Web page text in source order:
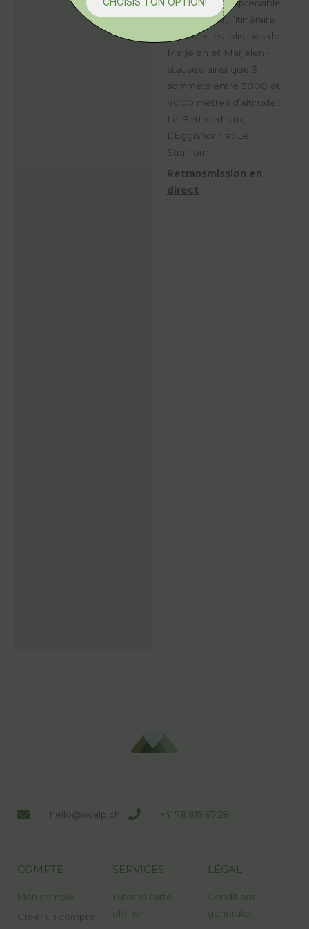
Outre la vue imprenable
sur le glacier, l’itinéraire
parcours les jolis lacs de
Märjelen et Märjelen-
stausee ainsi que 3
sommets entre 3000 et
4000 mètres d’altitude :
Le Bettmerhorn,
L’Eggishorn et Le
Stralhorn.
Retransmission en
direct
hello@swalp.ch +41 78 819 87 28
COMPTE
Mon comple
Creér un compte
SERVICES
Tutoriel carte
offline
LÉGAL
Conditions
générales